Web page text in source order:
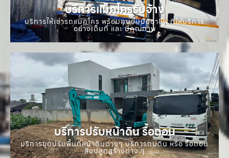
บริการแม็คโครรับจ้าง
บริการให้เช่ารถแมคโคร พร้อมคนขับมืออาชีพ ที่ให้บริการ
อย่างเต็มที่ และ มีคุณภาพ
บริการปรับหน้าดิน รื้อถอน
บริการขุดปรับพื้นที่หน้าดินต่างๆ บริการถมดิน หรือ รื้อถอน
สิ่งปลูกสร้างต่าง ๆ